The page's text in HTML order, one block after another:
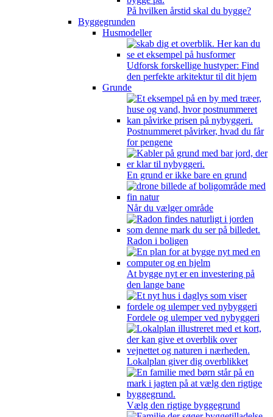
På hvilken årstid skal du bygge?
Byggegrunden
Husmodeller
Udforsk forskellige hustyper: Find
den perfekte arkitektur til dit hjem
Grunde
Postnummeret påvirker, hvad du får
for pengene
En grund er ikke bare en grund
Når du vælger område
Radon i boligen
At bygge nyt er en investering på
den lange bane
Fordele og ulemper ved nybyggeri
Lokalplan giver dig overblikket
Vælg den rigtige byggegrund